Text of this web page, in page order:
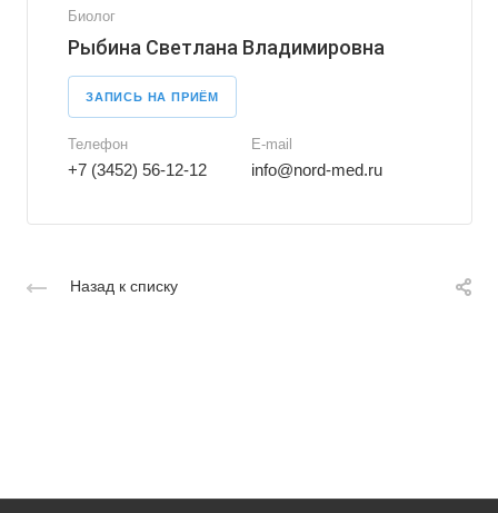
Биолог
Рыбина Светлана Владимировна
ЗАПИСЬ НА ПРИЁМ
Телефон
+7 (3452) 56-12-12
E-mail
info@nord-med.ru
Назад к списку